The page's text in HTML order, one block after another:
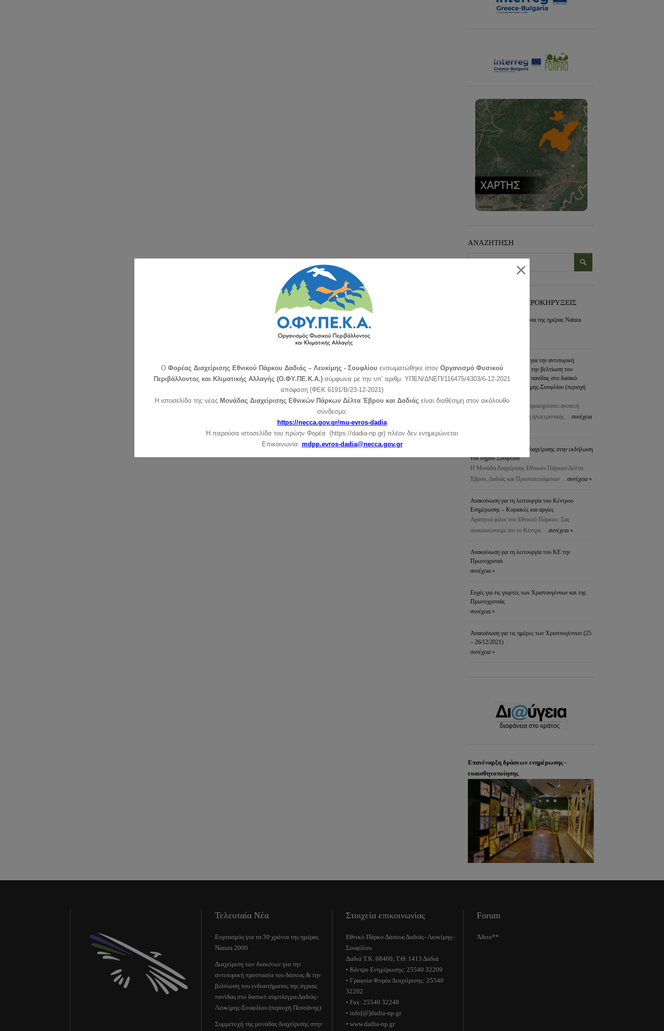
ΑΝΑΖΗΤΗΣΗ
ΠΡΟΣΦΑΤΑ ΝΕΑ-ΠΡΟΚΗΡΥΞΕΙΣ
Εορτασμός για τα 30 χρόνια της ημέρας Natura
Διαχείριση των διακένων για την αντιπυρική
προστασία του δάσους & την βελτίωση του
ενδιαιτήματος της άγριας πανίδας στο δασικό
σύμπλεγμα Δαδιάς-Λευκίμης-Σουφλίου (περιοχή
Το Δασαρχείο Σουφλίου προκηρύσσει ανοικτή
διαδικασία για τη σύναψη ηλεκτρονικής …συνέχεια
Συμμετοχή της μονάδας διαχείρισης στην εκδήλωση
του δήμου Σουφλίου
Η Μονάδα Διαχείρισης Εθνικών Πάρκων Δέλτα
Έβρου, Δαδιάς και Προστατευόμενων …συνέχεια »
Ανακοίνωση για τη λειτουργία του Κέντρου
Ενημέρωσης – Κυριακές και αργίες
Αγαπητοί φίλοι του Εθνικού Πάρκου: Σας
ανακοινώνουμε ότι το Κέντρο …συνέχεια »
Ανακοίνωση για τη λειτουργία του ΚΕ την
Πρωτοχρονιά
συνέχεια »
Ευχές για τις γιορτές των Χριστουγέννων και της
Πρωτοχρονιάς
συνέχεια »
Ανακοίνωση για τις ημέρες των Χριστουγέννων (25
– 26/12/2021)
συνέχεια »
Επανέναρξη δράσεων ενημέρωσης -
ευαισθητοποίησης
Τελευταία Νέα
Εορτασμός για τα 30 χρόνια της ημέρας
Natura 2000
Διαχείριση των διακένων για την
αντιπυρική προστασία του δάσους & την
βελτίωση του ενδιαιτήματος της άγριας
πανίδας στο δασικό σύμπλεγμα Δαδιάς-
Λευκίμης-Σουφλίου (περιοχή Πεσσάνης)
Συμμετοχή της μονάδας διαχείρισης στην
Στοιχεία επικοινωνίας
Εθνικό Πάρκο Δάσους Δαδιάς–Λευκίμης–
Σουφλίου
Δαδιά Τ.Κ. 68400, Τ.Θ. 1413 Δαδιά
• Κέντρο Ενημέρωσης: 25540 32209
• Γραφεία Φορέα Διαχείρισης: 25540
32202
• Fax: 25540 32248
• info[@]dadia-np.gr
• www.dadia-np.gr
Forum
Άδειο**
×
O Φορέας Διαχείρισης Εθνικού Πάρκου Δαδιάς – Λευκίμης - Σουφλίου ενσωματώθηκε στον Οργανισμό Φυσικού
Περιβάλλοντος και Κλιματικής Αλλαγής (Ο.ΦΥ.ΠΕ.Κ.Α.) σύμφωνα με την υπ’ αριθμ. ΥΠΕΝ/ΔΝΕΠ/116475/4303/6-12-2021
απόφαση (ΦΕΚ 6191/Β/23-12-2021)
Η ιστοσελίδα της νέας Μονάδας Διαχείρισης Εθνικών Πάρκων Δέλτα Έβρου και Δαδιάς είναι διαθέσιμη στον ακόλουθο
σύνδεσμο:
https://necca.gov.gr/mu-evros-dadia
Η παρούσα ιστοσελίδα του πρώην Φορέα (https://dadia-np.gr) πλέον δεν ενημερώνεται
Επικοινωνία: mdpp.evros-dadia@necca.gov.gr